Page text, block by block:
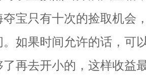
夺宝只有十次的捡取机会
。如果时间允许的话，可
了再去开小的，这样收益